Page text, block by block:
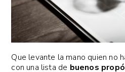
Que levante la mano quien no
con una lista de buenos